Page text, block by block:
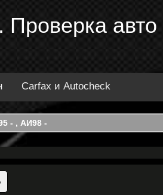
Проверка
Carfax и Autocheck
- , АИ98 -